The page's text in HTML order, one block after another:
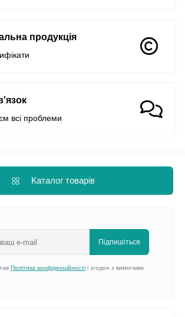
продукція
всі проблеми
Каталог товарів
Підпишіться
Політика конфіденційності і згоден з вимогами